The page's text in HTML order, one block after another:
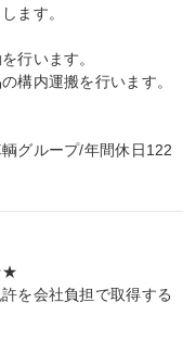
ます。
行います。
構内運搬を行います。
グループ/年間休日122
を会社負担で取得する